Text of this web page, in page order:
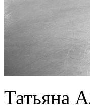
Татьяна